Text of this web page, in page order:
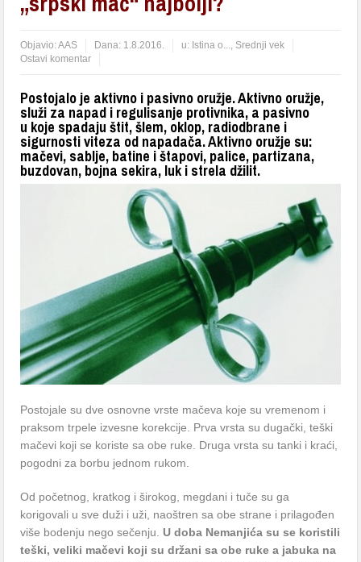
Objavio:AAS Dana: 1.8.2016. u: Istina o..., Srednji vek
Ostavi komentar
Postojalo je aktivno i pasivno oružje. Aktivno oružje,
služi za napad i regulisanje protivnika, a pasivno
u koje spadaju štit, šlem, oklop, radiodbrane i
sigurnosti viteza od napadača. Aktivno oružje su:
mačevi, sablje, batine i štapovi, palice, partizana,
buzdovan, bojna sekira, luk i strela džilit.
Postojale su dve osnovne vrste mačeva koje su vremenom i
praksom trpele izvesne korekcije. Prva vrsta su dugački, teški
mačevi koji se koriste sa obe ruke. Druga vrsta su tanki i kraći,
pogodni za borbu jednom rukom.
Od početnog, kratkog i širokog, megdani i tuče su ga
korigovali u sve duži i uži, naoštren sa obe strane i prilagođen
više bodenju nego sečenju. U doba Nemanjića su se koristili
teški, veliki mačevi koji su držani sa obe ruke a jabuka na